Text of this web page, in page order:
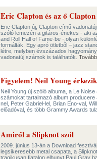
Eric Clapton és az ő Clapton
Eric Clapton új, Clapton című
szóló lemezén a gitáros-énekes - aki
and Roll Hall of Fame-be -,olyan
formálták. Egy apró ötletből – jazz
létre, melyben évszázados
vadonatúj számok is találhatók. Tovább
Figyelem! Neil Young érkezik
Neil Young új szóló albuma, a Le
számokat tartalmazó album
nel, Peter Gabriel-lel, Brian Eno-val,
előadóval, és több Grammy Awards
Amiről a Slipknot szól
2009. június 13-án a Download
legsikeresebb metal csapata, a
tragikusan fiatalon elhunyt Paul Gray